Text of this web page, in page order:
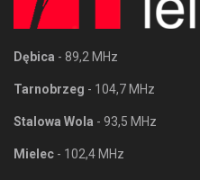
Dębica - 89,2 MHz
Tarnobrzeg - 104,7 MHz
Stalowa Wola - 93,5 MHz
Mielec - 102,4 MHz